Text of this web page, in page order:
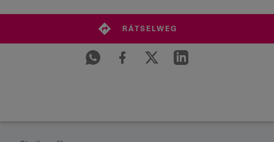
RÄTSELWEG